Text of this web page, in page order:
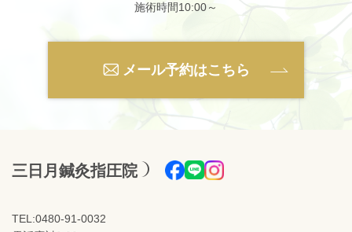
施術時間10:00～
メール予約はこちら
三日月鍼灸指圧院
TEL:0480-91-0032